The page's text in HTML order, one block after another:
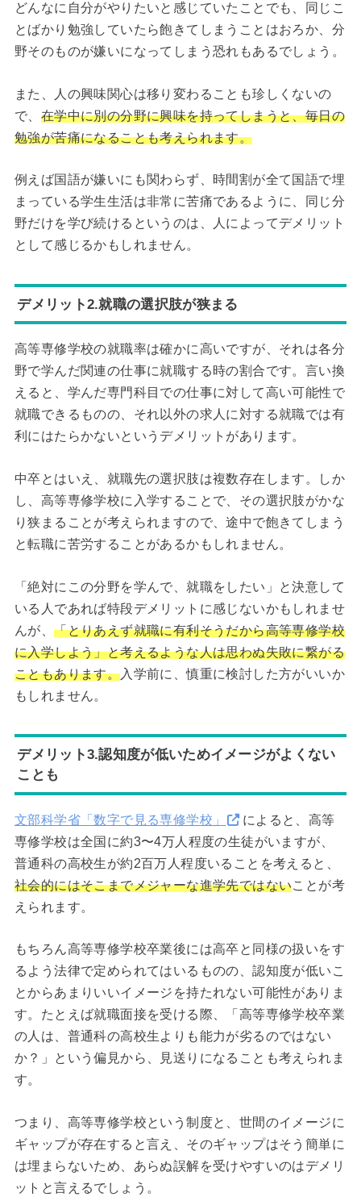
どんなに自分がやりたいと感じていたことでも、同じこ
とばかり勉強していたら飽きてしまうことはおろか、分
野そのものが嫌いになってしまう恐れもあるでしょう。
また、人の興味関心は移り変わることも珍しくないの
で、 在学中に別の分野に興味を持ってしまうと、毎日の
勉強が苦痛になることも考えられます。
例えば国語が嫌いにも関わらず、時間割が全て国語で埋
まっている学生生活は非常に苦痛であるように、同じ分
野だけを学び続けるというのは、人によってデメリット
として感じるかもしれません。
デメリット2.就職の選択肢が狭まる
高等専修学校の就職率は確かに高いですが、それは各分
野で学んだ関連の仕事に就職する時の割合です。言い換
えると、学んだ専門科目での仕事に対して高い可能性で
就職できるものの、それ以外の求人に対する就職では有
利にはたらかないというデメリットがあります。
中卒とはいえ、就職先の選択肢は複数存在します。しか
し、高等専修学校に入学することで、その選択肢がかな
り狭まることが考えられますので、途中で飽きてしまう
と転職に苦労することがあるかもしれません。
「絶対にこの分野を学んで、就職をしたい」と決意して
いる人であれば特段デメリットに感じないかもしれませ
んが、「とりあえず就職に有利そうだから高等専修学校
に入学しよう」と考えるような人は思わぬ失敗に繋がる
こともあります。入学前に、慎重に検討した方がいいか
もしれません。
デメリット3.認知度が低いためイメージがよくない
ことも
文部科学省「数字で見る専修学校」
によると、高等
専修学校は全国に約3〜4万人程度の生徒がいますが、
普通科の高校生が約2百万人程度いることを考えると、
社会的にはそこまでメジャーな進学先ではないことが考
えられます。
もちろん高等専修学校卒業後には高卒と同様の扱いをす
るよう法律で定められてはいるものの、認知度が低いこ
とからあまりいいイメージを持たれない可能性がありま
す。たとえば就職面接を受ける際、「高等専修学校卒業
の人は、普通科の高校生よりも能力が劣るのではない
か？」という偏見から、見送りになることも考えられま
す。
つまり、高等専修学校という制度と、世間のイメージに
ギャップが存在すると言え、そのギャップはそう簡単に
は埋まらないため、あらぬ誤解を受けやすいのはデメリ
ットと言えるでしょう。